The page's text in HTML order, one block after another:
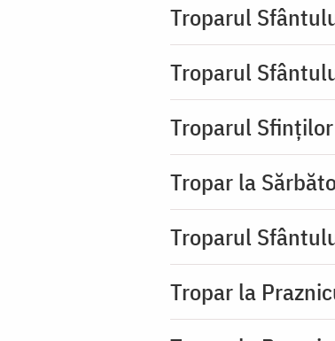
Troparul
Troparul
Troparul
Tropar la
Troparul
Tropar la